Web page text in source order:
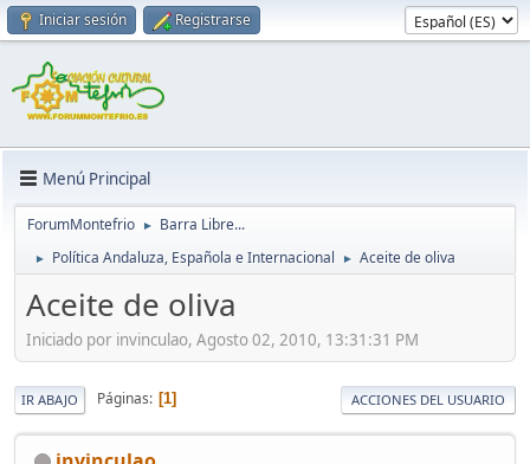
Iniciar sesión Registrarse
Menú Principal
ForumMontefrio ► Barra Libre...
► Política Andaluza, Española e Internacional ► Aceite de oliva
Aceite de oliva
Iniciado por invinculao, Agosto 02, 2010, 13:31:31 PM
IR ABAJO Páginas 1 ACCIONES DEL USUARIO